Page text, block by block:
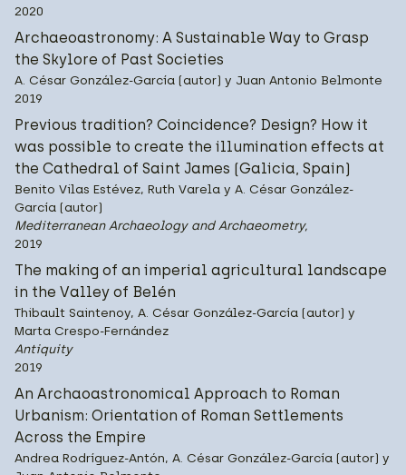
2020
Archaeoastronomy: A Sustainable Way to Grasp
the Skylore of Past Societies
A. César González-García (autor) y Juan Antonio Belmonte
2019
Previous tradition? Coincidence? Design? How it
was possible to create the illumination effects at
the Cathedral of Saint James (Galicia, Spain)
Benito Vilas Estévez, Ruth Varela y A. César González-
García (autor)
Mediterranean Archaeology and Archaeometry,
2019
The making of an imperial agricultural landscape
in the Valley of Belén
Thibault Saintenoy, A. César González-García (autor) y
Marta Crespo-Fernández
Antiquity
2019
An Archaoastronomical Approach to Roman
Urbanism: Orientation of Roman Settlements
Across the Empire
Andrea Rodríguez-Antón, A. César González-García (autor) y